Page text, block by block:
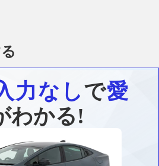
力なしで愛
わかる!